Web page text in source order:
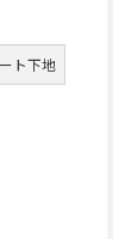
ト下地